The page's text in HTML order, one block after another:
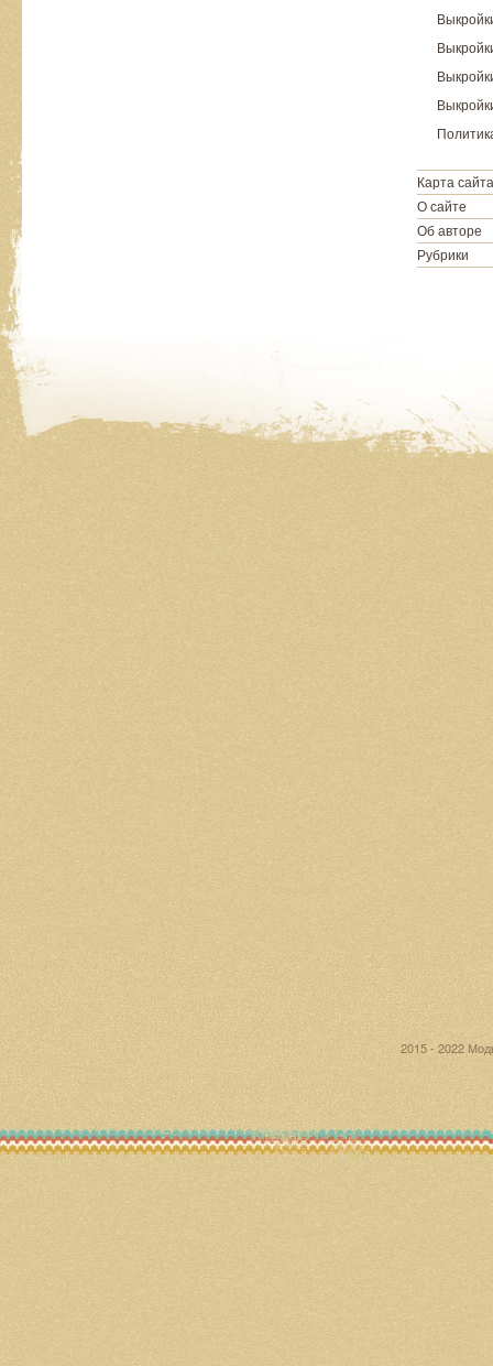
Карта сайта
О сайте
Об авторе
Рубрики
2015 - 2022